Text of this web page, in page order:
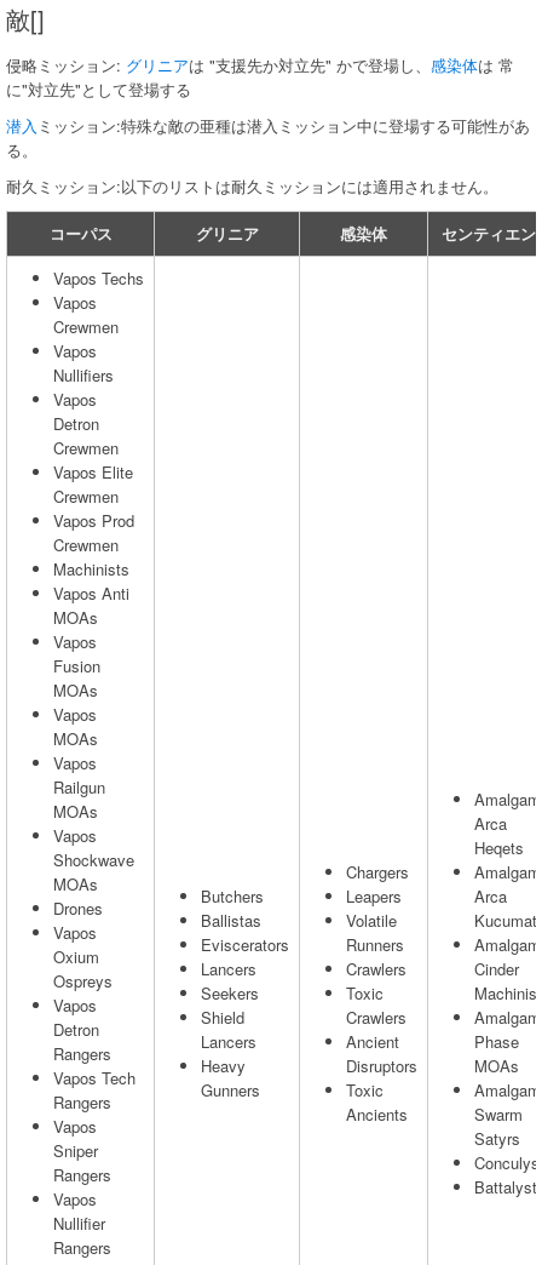
敵[]
侵略ミッション: グリニアは "支援先か対立先" かで登場し、 感染体は 常
に"対立先"として登場する
潜入 ミッション:特殊な敵の亜種は潜入ミッション中に登場する可能性があ
る。
耐久ミッション:以下のリストは耐久ミッションには適用されません。
コーパス グリニア 感染体
センティエン
Vapos Techs
Vapos
Crewmen
Vapos
Nullifiers
Vapos
Detron
Crewmen
Vapos Elite
Crewmen
Vapos Prod
Crewmen
Machinists
Vapos Anti
MOAs
Vapos
Fusion
MOAs
Vapos
MOAs
Vapos
Railgun
MOAs
Vapos
Shockwave
MOAs
Drones
Vapos
Oxium
Ospreys
Vapos
Detron
Rangers
Vapos Tech
Rangers
Vapos
Sniper
Rangers
Vapos
Nullifier
Rangers
Butchers
Ballistas
Eviscerators
Lancers
Seekers
Shield
Lancers
Heavy
Gunners
Chargers
Leapers
Volatile
Runners
Crawlers
Toxic
Crawlers
Ancient
Disruptors
Toxic
Ancients
Amalgam
Arca
Heqets
Amalgam
Arca
Amalgam
Cinder
Amalgam
Phase
MOAs
Amalgam
Swarm
Satyrs